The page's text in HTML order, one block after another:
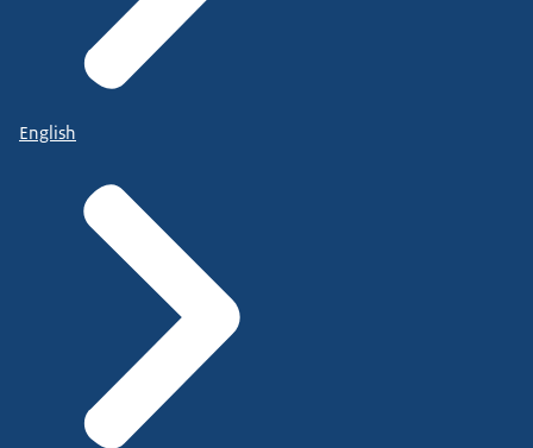
English